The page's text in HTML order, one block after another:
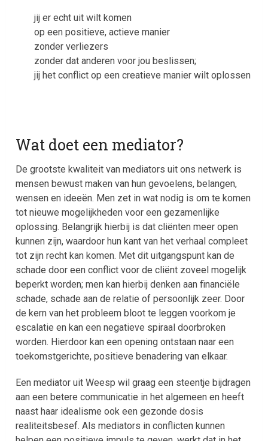
jij er echt uit wilt komen
op een positieve, actieve manier
zonder verliezers
zonder dat anderen voor jou beslissen;
jij het conflict op een creatieve manier wilt oplossen
Wat doet een mediator?
De grootste kwaliteit van mediators uit ons netwerk is
mensen bewust maken van hun gevoelens, belangen,
wensen en ideeën. Men zet in wat nodig is om te komen
tot nieuwe mogelijkheden voor een gezamenlijke
oplossing. Belangrijk hierbij is dat cliënten meer open
kunnen zijn, waardoor hun kant van het verhaal compleet
tot zijn recht kan komen. Met dit uitgangspunt kan de
schade door een conflict voor de cliënt zoveel mogelijk
beperkt worden; men kan hierbij denken aan financiële
schade, schade aan de relatie of persoonlijk zeer. Door
de kern van het probleem bloot te leggen voorkom je
escalatie en kan een negatieve spiraal doorbroken
worden. Hierdoor kan een opening ontstaan naar een
toekomstgerichte, positieve benadering van elkaar.
Een mediator uit Weesp wil graag een steentje bijdragen
aan een betere communicatie in het algemeen en heeft
naast haar idealisme ook een gezonde dosis
realiteitsbesef. Als mediators in conflicten kunnen